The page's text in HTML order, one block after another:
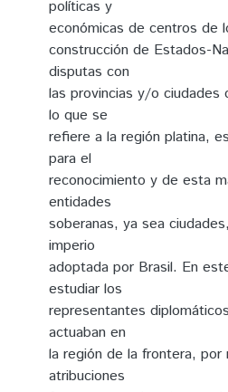
políticas y
económicas de centros de
construcción de Estados-
disputas con
las provincias y/o ciudades
lo que se
refiere a la región platina,
para el
reconocimiento y de esta
entidades
soberanas, ya sea
imperio
adoptada por Brasil. En
estudiar los
representantes
actuaban en
la región de la frontera,
atribuciones